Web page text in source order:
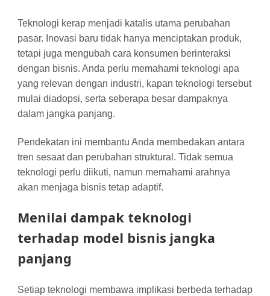
Teknologi kerap menjadi katalis utama perubahan
pasar. Inovasi baru tidak hanya menciptakan produk,
tetapi juga mengubah cara konsumen berinteraksi
dengan bisnis. Anda perlu memahami teknologi apa
yang relevan dengan industri, kapan teknologi tersebut
mulai diadopsi, serta seberapa besar dampaknya
dalam jangka panjang.
Pendekatan ini membantu Anda membedakan antara
tren sesaat dan perubahan struktural. Tidak semua
teknologi perlu diikuti, namun memahami arahnya
akan menjaga bisnis tetap adaptif.
Menilai dampak teknologi
terhadap model bisnis jangka
panjang
Setiap teknologi membawa implikasi berbeda terhadap